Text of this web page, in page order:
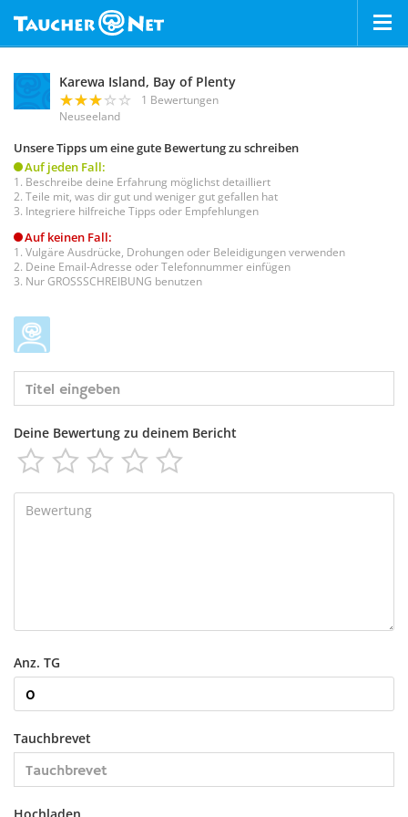
Karewa Island, Bay of Plenty
1 Bewertungen
Neuseeland
Unsere Tipps um eine gute Bewertung zu schreiben
Auf jeden Fall:
Beschreibe deine Erfahrung möglichst detailliert
Teile mit, was dir gut und weniger gut gefallen hat
Integriere hilfreiche Tipps oder Empfehlungen
Auf keinen Fall:
Vulgäre Ausdrücke, Drohungen oder Beleidigungen verwenden
Deine Email-Adresse oder Telefonnummer einfügen
Nur GROSSSCHREIBUNG benutzen
Deine Bewertung zu deinem Bericht
    
Anz. TG
Tauchbrevet